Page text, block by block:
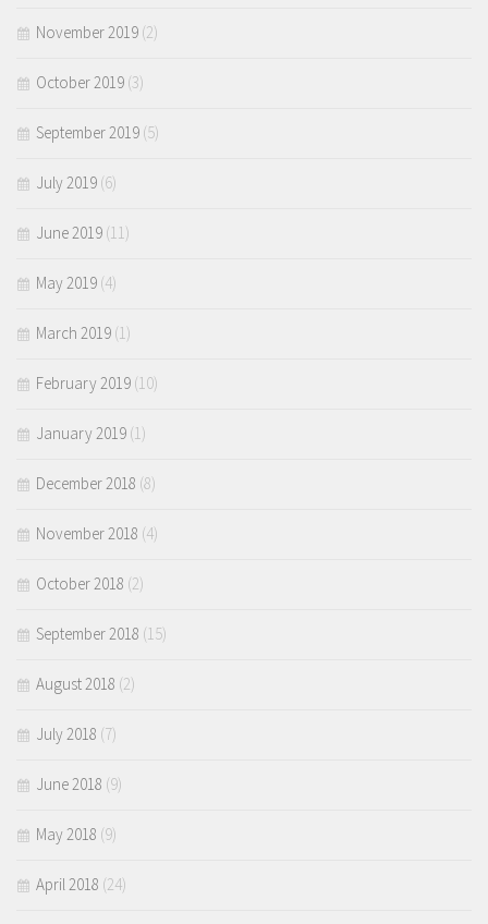
November 2019 (2)
October 2019 (3)
September 2019 (5)
July 2019 (6)
June 2019 (11)
May 2019 (4)
March 2019 (1)
February 2019 (10)
January 2019 (1)
December 2018 (8)
November 2018 (4)
October 2018 (2)
September 2018 (15)
August 2018 (2)
July 2018 (7)
June 2018 (9)
May 2018 (9)
April 2018 (24)